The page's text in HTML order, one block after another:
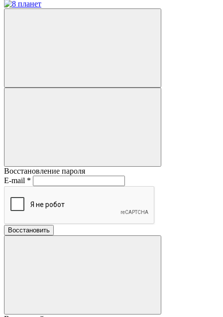
Восстановление пароля
E-mail *
Восстановить